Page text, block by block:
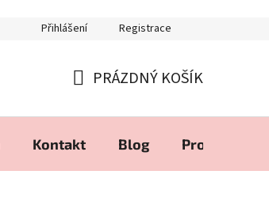
Přihlášení Registrace
KOŠÍK
PRÁZDNÝ KOŠÍK
Kontakt Blog Produkty